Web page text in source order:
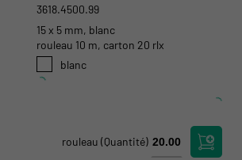
3618.4500.99
15 x 5 mm, blanc
rouleau 10 m, carton 20 rlx
blanc
rouleau (Quantité)